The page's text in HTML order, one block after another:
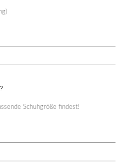
Schuhgröße findest!